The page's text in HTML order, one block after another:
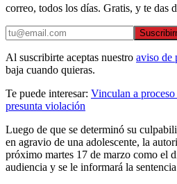
correo, todos los días. Gratis, y te das
Al suscribirte aceptas nuestro aviso de
baja cuando quieras.
Te puede interesar: Vinculan a
presunta violación
Luego de que se determinó su
en agravio de una adolescente, la
próximo martes 17 de marzo como el
audiencia y se le informará la